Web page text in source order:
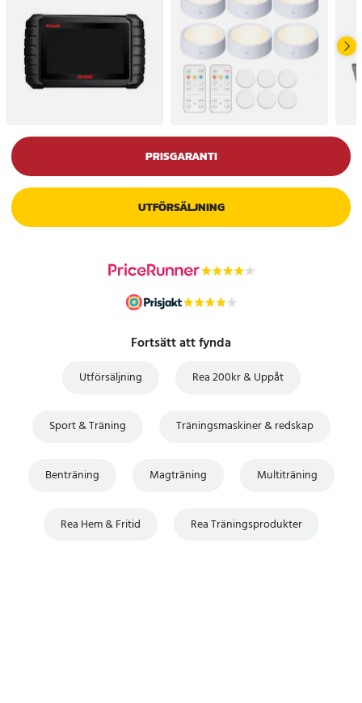
PRISGARANTI
UTFÖRSÄLJNING
Fortsätt att fynda
Utförsäljning Rea 200kr & Uppåt
Sport & Träning Träningsmaskiner & redskap
Benträning Magträning Multiträning
Rea Hem & Fritid Rea Träningsprodukter